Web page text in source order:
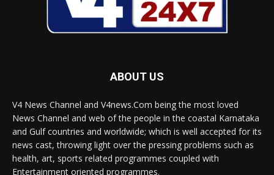
ABOUT US
V4 News Channel and V4news.Com being the most loved
News Channel and web of the people in the coastal Karnataka
and Gulf countries and worldwide; which is well accepted for its
news cast, throwing light over the pressing problems such as
health, art, sports related programmes coupled with
Entertainment oriented programmes.